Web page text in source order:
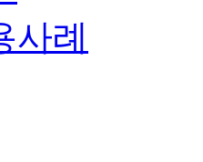
사례